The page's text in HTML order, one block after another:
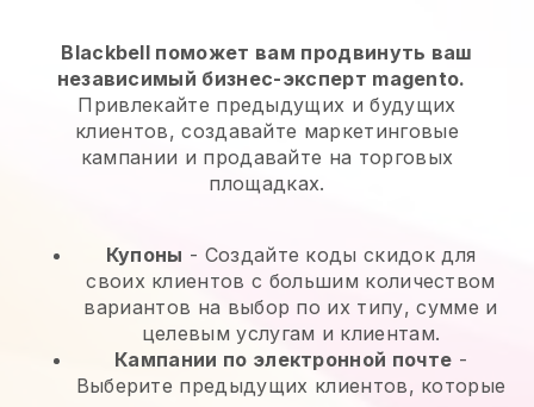
Blackbell поможет вам продвинуть ваш
независимый бизнес-эксперт magento.
Привлекайте предыдущих и будущих
клиентов, создавайте маркетинговые
кампании и продавайте на торговых
площадках.
Купоны - Создайте коды скидок для
своих клиентов с большим количеством
вариантов на выбор по их типу, сумме и
целевым услугам и клиентам.
Кампании по электронной почте -
Выберите предыдущих клиентов, которые